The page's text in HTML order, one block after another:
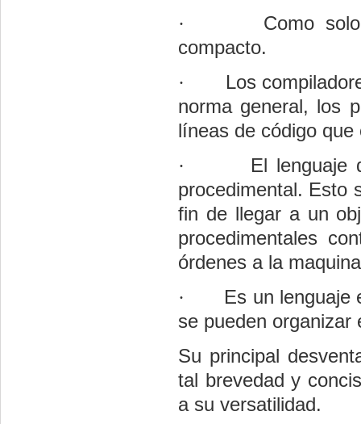
·
Como
compacto.
·
Los
norma general, los
líneas de código
·
El lenguaje
procedimental. Esto
fin de llegar a un
procedimentales
órdenes a la
·
Es un lenguaje
se pueden organizar
Su principal
tal brevedad y
a su versatilidad.